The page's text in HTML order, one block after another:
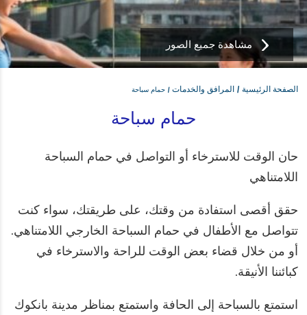
مشاهدة جميع الصور
الصفحة الرئيسية المرافق والخدمات حمام سباحة
حمام سباحة
حان الوقت للاسترخاء أو التواصل في حمام السباحة
اللامتناهي
حقق أقصى استفادة من وقتك، على طريقتك، سواء كنت
تتواصل مع الأطفال في حمام السباحة الخارجي اللامتناهي.
أو من خلال قضاء بعض الوقت للراحة والاسترخاء في
كبائننا الأنيقة.
استمتع بالسباحة إلى الحافة واستمتع بمناظر مدينة بانكوك